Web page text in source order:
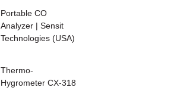
Portable CO
Analyzer | Sensit
Technologies (USA)
Thermo-
Hygrometer CX-318